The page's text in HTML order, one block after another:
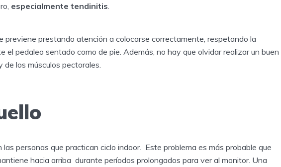
especialmente tendinitis
previene prestando atención a colocarse correctamente, respetando la
el pedaleo sentado como de pie. Además, no hay que olvidar realizar un buen
los músculos pectorales.
las personas que practican ciclo indoor. Este problema es más probable que
hacia arriba durante períodos prolongados para ver al monitor. Una